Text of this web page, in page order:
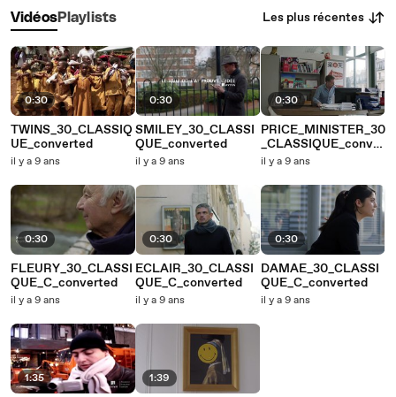
VidéosPlaylists Les plus récentes
0:30
TWINS_30_CLASSIQ
UE_converted
il y a 9 ans
0:30
FLEURY_30_CLASSI
QUE_C_converted
il y a 9 ans
1:35
0:30
SMILEY_30_CLASSI
QUE_converted
il y a 9 ans
0:30
ECLAIR_30_CLASSI
QUE_C_converted
il y a 9 ans
1:39
0:30
PRICE_MINISTER_30
_CLASSIQUE_conver
ted
il y a 9 ans
0:30
DAMAE_30_CLASSI
QUE_C_converted
il y a 9 ans